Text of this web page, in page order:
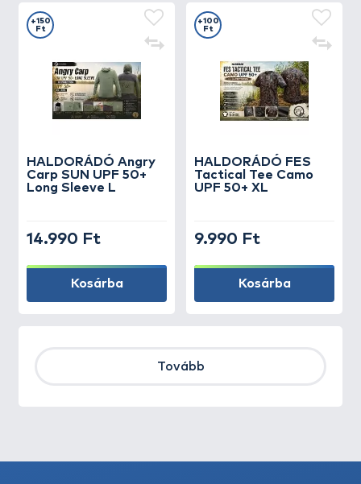
HALDORÁDÓ Angry
Carp SUN UPF 50+
Long Sleeve L
+150
Ft
14.990 Ft
Kosárba
HALDORÁDÓ FES
Tactical Tee Camo
UPF 50+ XL
+100
Ft
9.990 Ft
Kosárba
Tovább